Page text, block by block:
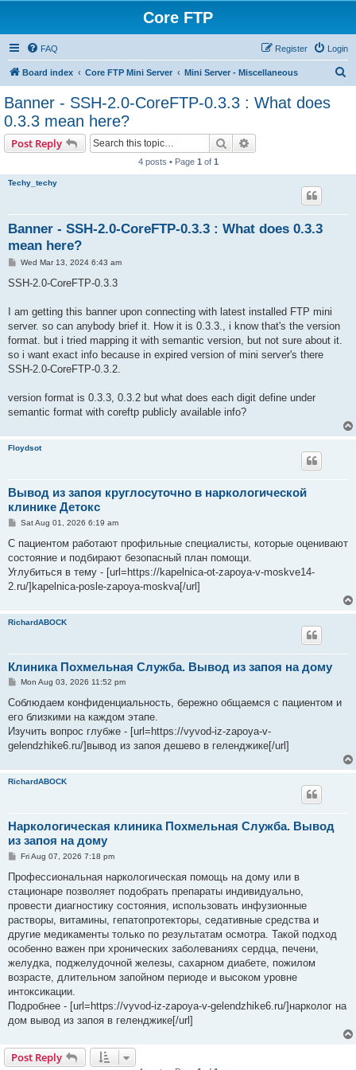
Core FTP
FAQ Login
Register
Board index Core FTP Mini Server Mini Server - Miscellaneous
Banner - SSH-2.0-CoreFTP-0.3.3 : What does
0.3.3 mean here?
Post Reply Search
4 posts • Page 1 of 1
Techy_techy
Banner - SSH-2.0-CoreFTP-0.3.3 : What does 0.3.3
mean here?
P
s
Wed Mar 13, 2024 6:43 am
SSH-2.0-CoreFTP-0.3.3
I am getting this banner upon connecting with latest installed FTP mini
server. so can anybody brief it. How it is 0.3.3., i know that's the version
format. but i tried mapping it with semantic version, but not sure about it.
so i want exact info because in expired version of mini server's there
SSH-2.0-CoreFTP-0.3.2.
version format is 0.3.3, 0.3.2 but what does each digit define under
semantic format with coreftp publicly available info?
Floydsot
Вывод из запоя круглосуточно в наркологической
клинике Детокс
P
s
Sat Aug 01, 2026 6:19 am
С пациентом работают профильные специалисты, которые оценивают
состояние и подбирают безопасный план помощи.
Углубиться в тему - [url=https://kapelnica-ot-zapoya-v-moskve14-
2.ru/]kapelnica-posle-zapoya-moskva[/url]
RichardABOCK
Клиника Похмельная Служба. Вывод из запоя на дому
P
s
Mon Aug 03, 2026 11:52 pm
Соблюдаем конфиденциальность, бережно общаемся с пациентом и
его близкими на каждом этапе.
Изучить вопрос глубже - [url=https://vyvod-iz-zapoya-v-
gelendzhike6.ru/]вывод из запоя дешево в геленджике[/url]
RichardABOCK
Наркологическая клиника Похмельная Служба. Вывод
из запоя на дому
P
s
Fri Aug 07, 2026 7:18 pm
Профессиональная наркологическая помощь на дому или в
стационаре позволяет подобрать препараты индивидуально,
провести диагностику состояния, использовать инфузионные
растворы, витамины, гепатопротекторы, седативные средства и
другие медикаменты только по результатам осмотра. Такой подход
особенно важен при хронических заболеваниях сердца, печени,
желудка, поджелудочной железы, сахарном диабете, пожилом
возрасте, длительном запойном периоде и высоком уровне
интоксикации.
Подробнее - [url=https://vyvod-iz-zapoya-v-gelendzhike6.ru/]нарколог на
дом вывод из запоя в геленджике[/url]
Post Reply